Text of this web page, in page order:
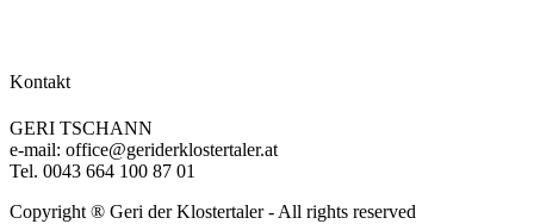
Kontakt
GERI TSCHANN
e-mail: office@geriderklostertaler.at
Tel. 0043 664 100 87 01
Copyright ® Geri der Klostertaler - All rights reserved